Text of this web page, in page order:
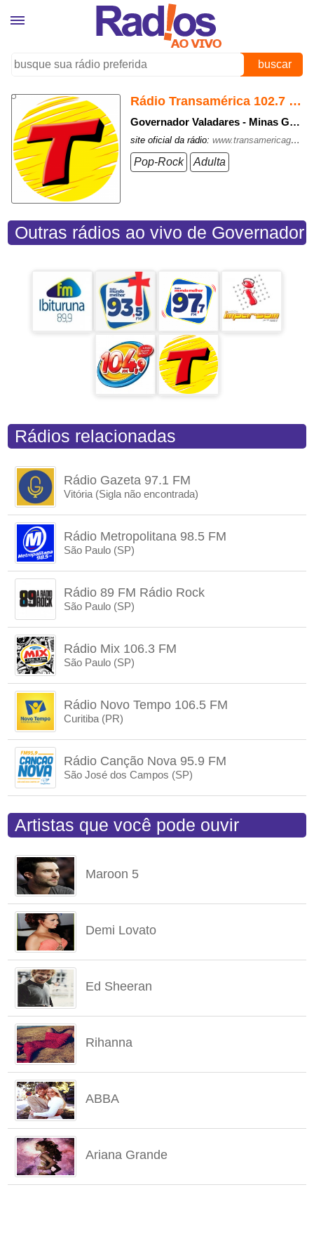
buscar
Rádio Transamérica 102.7 FM
Governador Valadares - Minas Gerais
site oficial da rádio:www.transamericagv.com.br
Pop-Rock Adulta
Outras rádios ao vivo de Governador
Rádios relacionadas
Rádio Gazeta 97.1 FM
Vitória (Sigla não encontrada)
Rádio Metropolitana 98.5 FM
São Paulo (SP)
Rádio 89 FM Rádio Rock
São Paulo (SP)
Rádio Mix 106.3 FM
São Paulo (SP)
Rádio Novo Tempo 106.5 FM
Curitiba (PR)
Rádio Canção Nova 95.9 FM
São José dos Campos (SP)
Artistas que você pode ouvir
Maroon 5
Demi Lovato
Ed Sheeran
Rihanna
ABBA
Ariana Grande